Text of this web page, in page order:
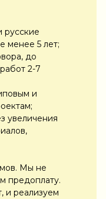
русские
менее 5 лет;
до
2-7
и
увеличения
Мы не
предоплату.
и реализуем